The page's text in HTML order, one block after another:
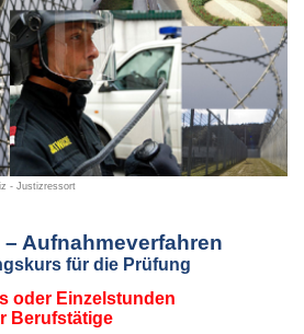
- Justizressort
Aufnahmeverfahren
für die Prüfung
oder Einzelstunden
Berufstätige